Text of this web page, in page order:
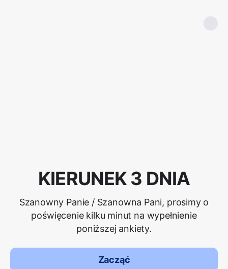
KIERUNEK 3 DNIA
Szanowny Panie / Szanowna Pani, prosimy o
poświęcenie kilku minut na wypełnienie
poniższej ankiety.
Zacząć